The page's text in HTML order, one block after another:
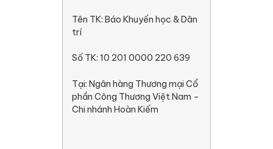
Tên TK: Báo Khuyến học & Dân
trí
Số TK: 10 201 0000 220 639
Tại: Ngân hàng Thương mại Cổ
phần Công Thương Việt Nam –
Chi nhánh Hoàn Kiếm